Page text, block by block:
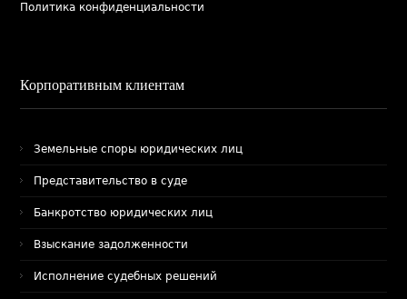
Политика конфиденциальности
Корпоративным клиентам
Земельные споры юридических лиц
Представительство в суде
Банкротство юридических лиц
Взыскание задолженности
Исполнение судебных решений